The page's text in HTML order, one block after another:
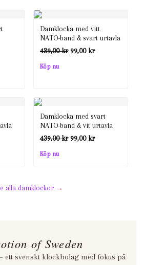
Damklocka med vitt
NATO-band & svart urtavla
439,00kr Det
99,00 krDet
Köp nu
Damklocka med svart
NATO-band & vit urtavla
439,00kr Det
99,00 krDet
Köp nu
alla damklockor →
of Sweden
ett svenskt klockbolag med fokus på